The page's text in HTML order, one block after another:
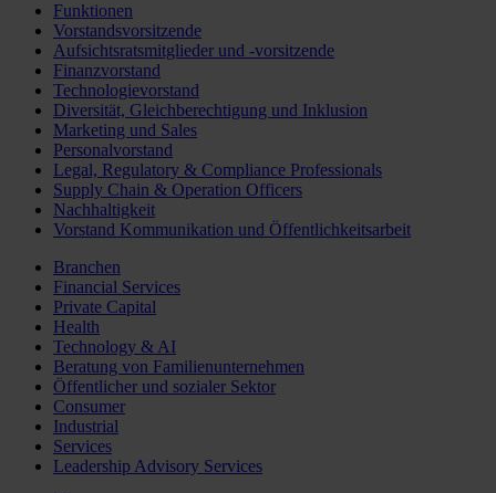
Funktionen
Vorstandsvorsitzende
Aufsichtsratsmitglieder und -vorsitzende
Finanzvorstand
Technologievorstand
Diversität, Gleichberechtigung und Inklusion
Marketing und Sales
Personalvorstand
Legal, Regulatory & Compliance Professionals
Supply Chain & Operation Officers
Nachhaltigkeit
Vorstand Kommunikation und Öffentlichkeitsarbeit
Branchen
Financial Services
Private Capital
Health
Technology & AI
Beratung von Familienunternehmen
Öffentlicher und sozialer Sektor
Consumer
Industrial
Services
Leadership Advisory Services